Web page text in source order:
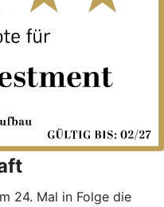
24. Mal in Folge die